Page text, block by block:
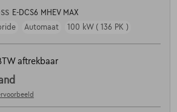
E-DCS6 MHEV MAX
Automaat 100 kW ( 136 PK )
aftrekbaar